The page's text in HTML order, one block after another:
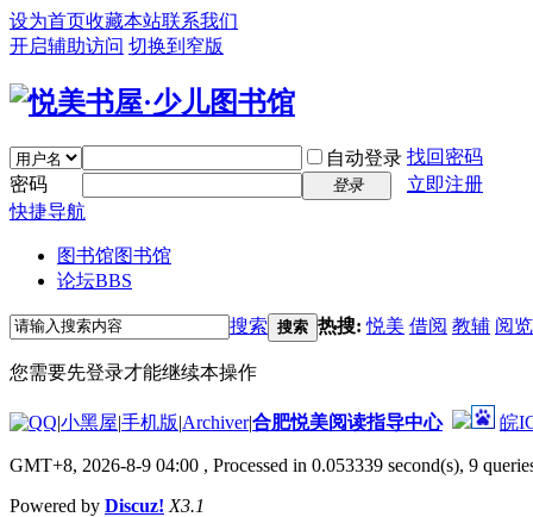
设为首页收藏本站联系我们
开启辅助访问 切换到窄版
自动登录 找回密码
密码
登录
立即注册
快捷导航
图书馆图书馆
论坛BBS
搜索 搜索 热搜:悦美 借阅 教辅 阅览
您需要先登录才能继续本操作
|小黑屋|手机版|Archiver|合肥悦美阅读指导中心 皖
GMT+8, 2026-8-9 04:00 , Processed in 0.053339 second(s), 9
Powered by Discuz! X3.1